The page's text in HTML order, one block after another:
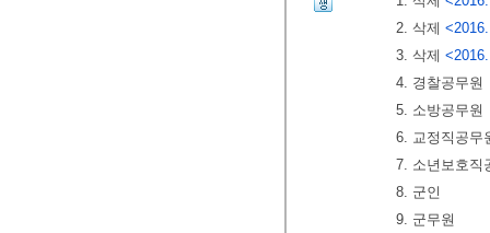
2. 삭제
3. 삭제
4. 경찰공무원
5. 소방공무원
6. 교정직공무
7. 소년보호직
8. 군인
9. 군무원